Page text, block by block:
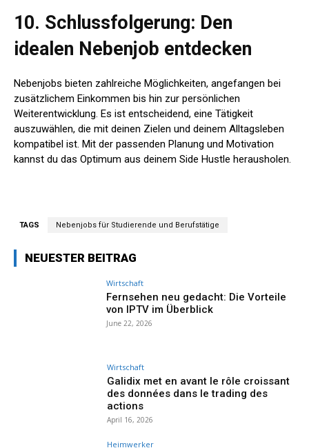
10. Schlussfolgerung: Den
idealen Nebenjob entdecken
Nebenjobs bieten zahlreiche Möglichkeiten, angefangen bei
zusätzlichem Einkommen bis hin zur persönlichen
Weiterentwicklung. Es ist entscheidend, eine Tätigkeit
auszuwählen, die mit deinen Zielen und deinem Alltagsleben
kompatibel ist. Mit der passenden Planung und Motivation
kannst du das Optimum aus deinem Side Hustle herausholen.
TAGS Nebenjobs für Studierende und Berufstätige
NEUESTER BEITRAG
Wirtschaft
Fernsehen neu gedacht: Die Vorteile
von IPTV im Überblick
June 22, 2026
Wirtschaft
Galidix met en avant le rôle croissant
des données dans le trading des
actions
April 16, 2026
Heimwerker